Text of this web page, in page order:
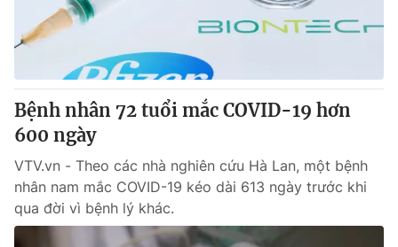
Bệnh nhân 72 tuổi mắc COVID-19 hơn
600 ngày
VTV.vn - Theo các nhà nghiên cứu Hà Lan, một bệnh
nhân nam mắc COVID-19 kéo dài 613 ngày trước khi
qua đời vì bệnh lý khác.